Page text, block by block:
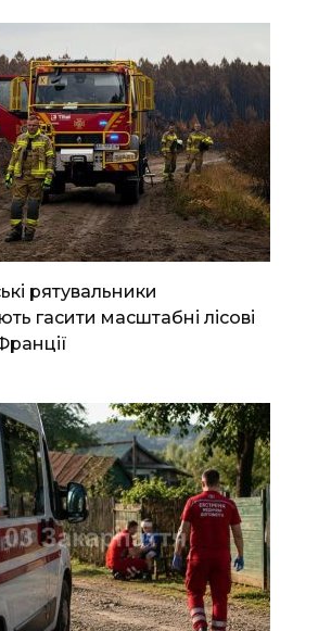
рятувальники
гасити масштабні лісові